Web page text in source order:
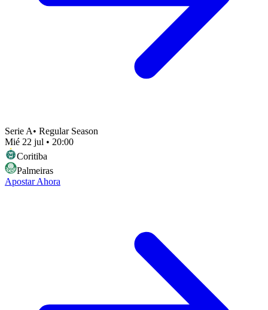
Serie A• Regular Season
Mié 22 jul • 20:00
Coritiba
Palmeiras
Apostar Ahora